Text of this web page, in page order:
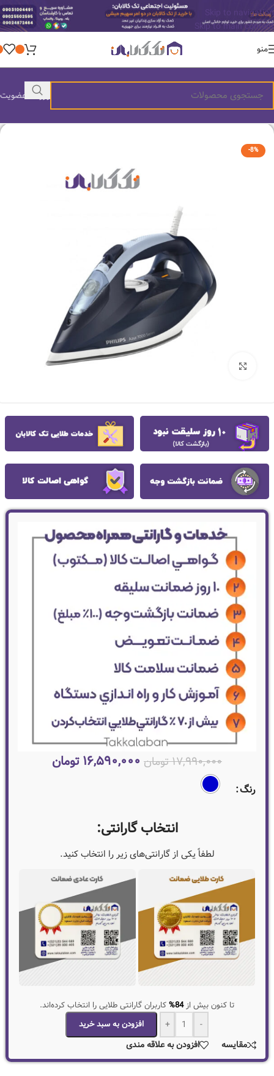
Skip to navigation
Skip to main content
منو
ورود / عضویت
-8%
۱۷,۹۹۰,۰۰۰تومان ۱۶,۵۹۰,۰۰۰تومان
رنگ
انتخاب گارانتی:
لطفاً یکی از گارانتی‌های زیر را انتخاب کنید.
تا کنون بیش از84% کاربران گارانتی طلایی را انتخاب کرده‌اند.
-
+ افزودن به سبد خرید
مقایسه افزودن به علاقه مندی